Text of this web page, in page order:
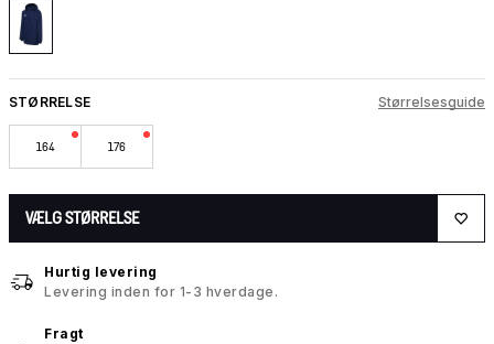
STØRRELSE Størrelsesguide
164 176
VÆLG STØRRELSE
Hurtig levering
Levering inden for 1-3 hverdage.
Fragt